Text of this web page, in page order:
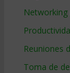
Networking
Reuniones
Toma de